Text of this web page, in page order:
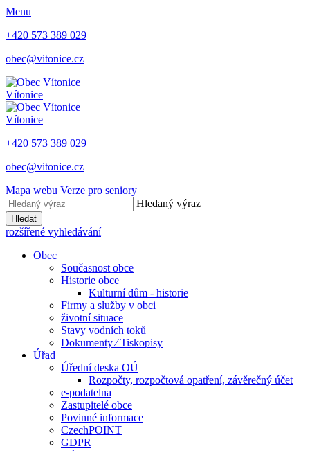
Menu
+420 573 389 029
obec@vitonice.cz
Vítonice
Vítonice
+420 573 389 029
obec@vitonice.cz
Mapa webu Verze pro seniory
Hledaný výraz
Hledat
rozšířené vyhledávání
Obec
Současnost obce
Historie obce
Kulturní dům - historie
Firmy a služby v obci
životní situace
Stavy vodních toků
Dokumenty ⁄ Tiskopisy
Úřad
Úřední deska OÚ
Rozpočty, rozpočtová opatření, závěrečný účet
e-podatelna
Zastupitelé obce
Povinné informace
CzechPOINT
GDPR